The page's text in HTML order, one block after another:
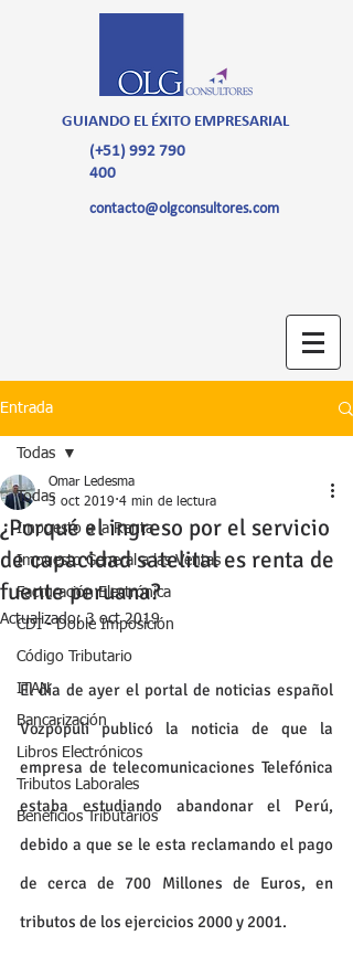
GUIANDO EL ÉXITO EMPRESARIAL
(+51) 992 790
400
contacto@olgconsultores.com
Entrada
Todas
Impuesto a la Renta
Impuesto General a las Ventas
Facturación Electrónica
CDI - Doble Imposición
Código Tributario
ITAN
Bancarización
Libros Electrónicos
Tributos Laborales
Beneficios Tributarios
Todas
¿Porqué el ingreso por el servicio
de capacidad satelital es renta de
fuente peruana?
Omar Ledesma
3 oct 2019 4 min de lectura
Actualizado:3 oct 2019
El día de ayer el portal de noticias español
Vozpópuli publicó la noticia de que la
empresa de telecomunicaciones Telefónica
estaba estudiando abandonar el Perú,
debido a que se le esta reclamando el pago
de cerca de 700 Millones de Euros, en
tributos de los ejercicios 2000 y 2001.